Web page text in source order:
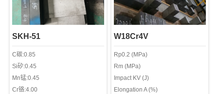
SKH-51
C碳:0.85
Si矽:0.45
Mn锰:0.45
Cr铬:4.00
W18Cr4V
Rp0.2 (MPa)
Rm (MPa)
Impact KV (J)
Elongation A (%)